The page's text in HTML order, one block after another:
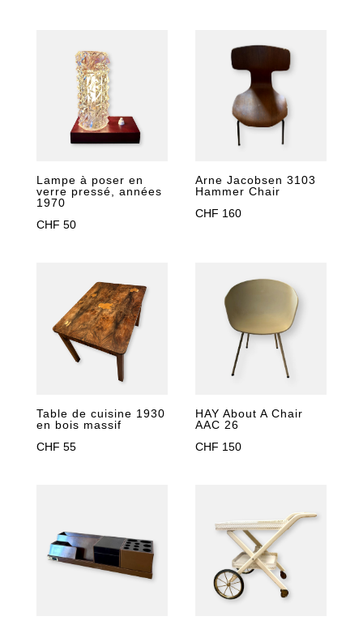
Lampe à poser en
verre pressé, années
1970
CHF 50
Arne Jacobsen 3103
Hammer Chair
CHF 160
Table de cuisine 1930
en bois massif
CHF 55
HAY About A Chair
AAC 26
CHF 150